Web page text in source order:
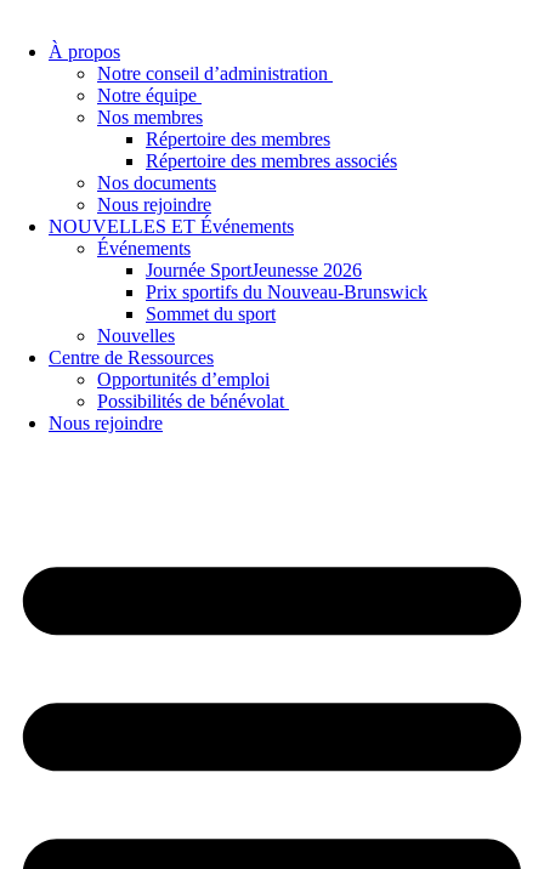
À propos
Notre conseil d’administration
Notre équipe
Nos membres
Répertoire des membres
Répertoire des membres associés
Nos documents
Nous rejoindre
NOUVELLES ET Événements
Événements
Journée SportJeunesse 2026
Prix sportifs du Nouveau-Brunswick
Sommet du sport
Nouvelles
Centre de Ressources
Opportunités d’emploi
Possibilités de bénévolat
Nous rejoindre